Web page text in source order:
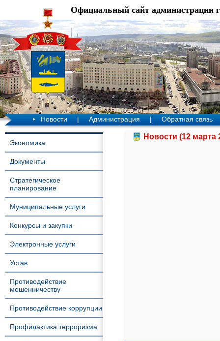
Официальный сайт администрации
Новости | Администрация | Обратная связь
Экономика
Документы
Стратегическое
планирование
Муниципальные услуги
Конкурсы и закупки
Электронные услуги
Устав
Противодействие
мошенничеству
Противодействие коррупции
Профилактика терроризма
Новости (12 марта